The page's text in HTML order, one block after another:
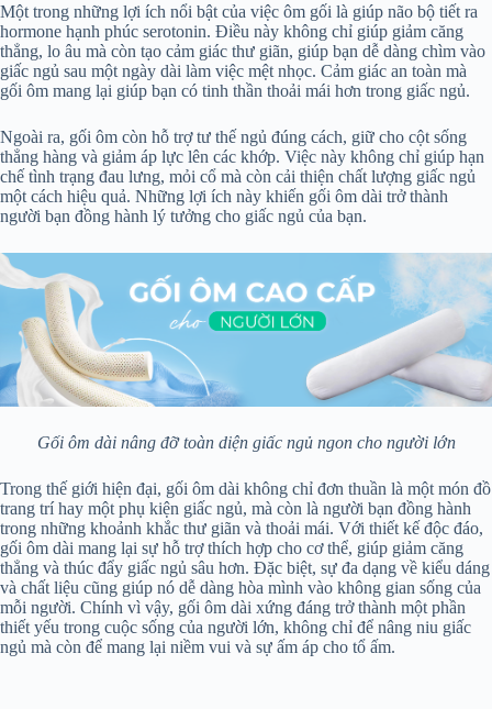
Một trong những lợi ích nổi bật của việc ôm gối là giúp não bộ tiết ra
hormone hạnh phúc serotonin. Điều này không chỉ giúp giảm căng
thẳng, lo âu mà còn tạo cảm giác thư giãn, giúp bạn dễ dàng chìm vào
giấc ngủ sau một ngày dài làm việc mệt nhọc. Cảm giác an toàn mà
gối ôm mang lại giúp bạn có tinh thần thoải mái hơn trong giấc ngủ.
Ngoài ra, gối ôm còn hỗ trợ tư thế ngủ đúng cách, giữ cho cột sống
thẳng hàng và giảm áp lực lên các khớp. Việc này không chỉ giúp hạn
chế tình trạng đau lưng, mỏi cổ mà còn cải thiện chất lượng giấc ngủ
một cách hiệu quả. Những lợi ích này khiến gối ôm dài trở thành
người bạn đồng hành lý tưởng cho giấc ngủ của bạn.
Gối ôm dài nâng đỡ toàn diện giấc ngủ ngon cho người lớn
Trong thế giới hiện đại, gối ôm dài không chỉ đơn thuần là một món đồ
trang trí hay một phụ kiện giấc ngủ, mà còn là người bạn đồng hành
trong những khoảnh khắc thư giãn và thoải mái. Với thiết kế độc đáo,
gối ôm dài mang lại sự hỗ trợ thích hợp cho cơ thể, giúp giảm căng
thẳng và thúc đẩy giấc ngủ sâu hơn. Đặc biệt, sự đa dạng về kiểu dáng
và chất liệu cũng giúp nó dễ dàng hòa mình vào không gian sống của
mỗi người. Chính vì vậy, gối ôm dài xứng đáng trở thành một phần
thiết yếu trong cuộc sống của người lớn, không chỉ để nâng niu giấc
ngủ mà còn để mang lại niềm vui và sự ấm áp cho tổ ấm.